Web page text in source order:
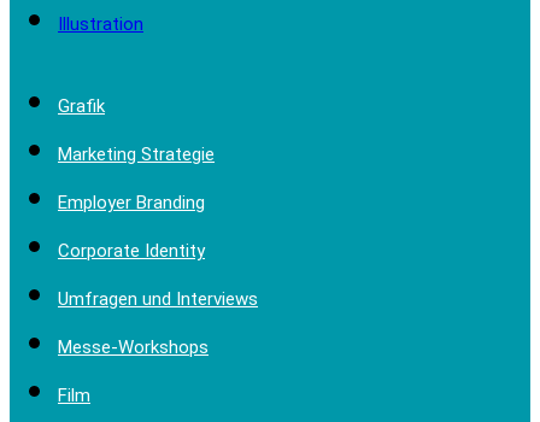
Illustration
Grafik
Marketing Strategie
Employer Branding
Corporate Identity
Umfragen und Interviews
Messe-Workshops
Film